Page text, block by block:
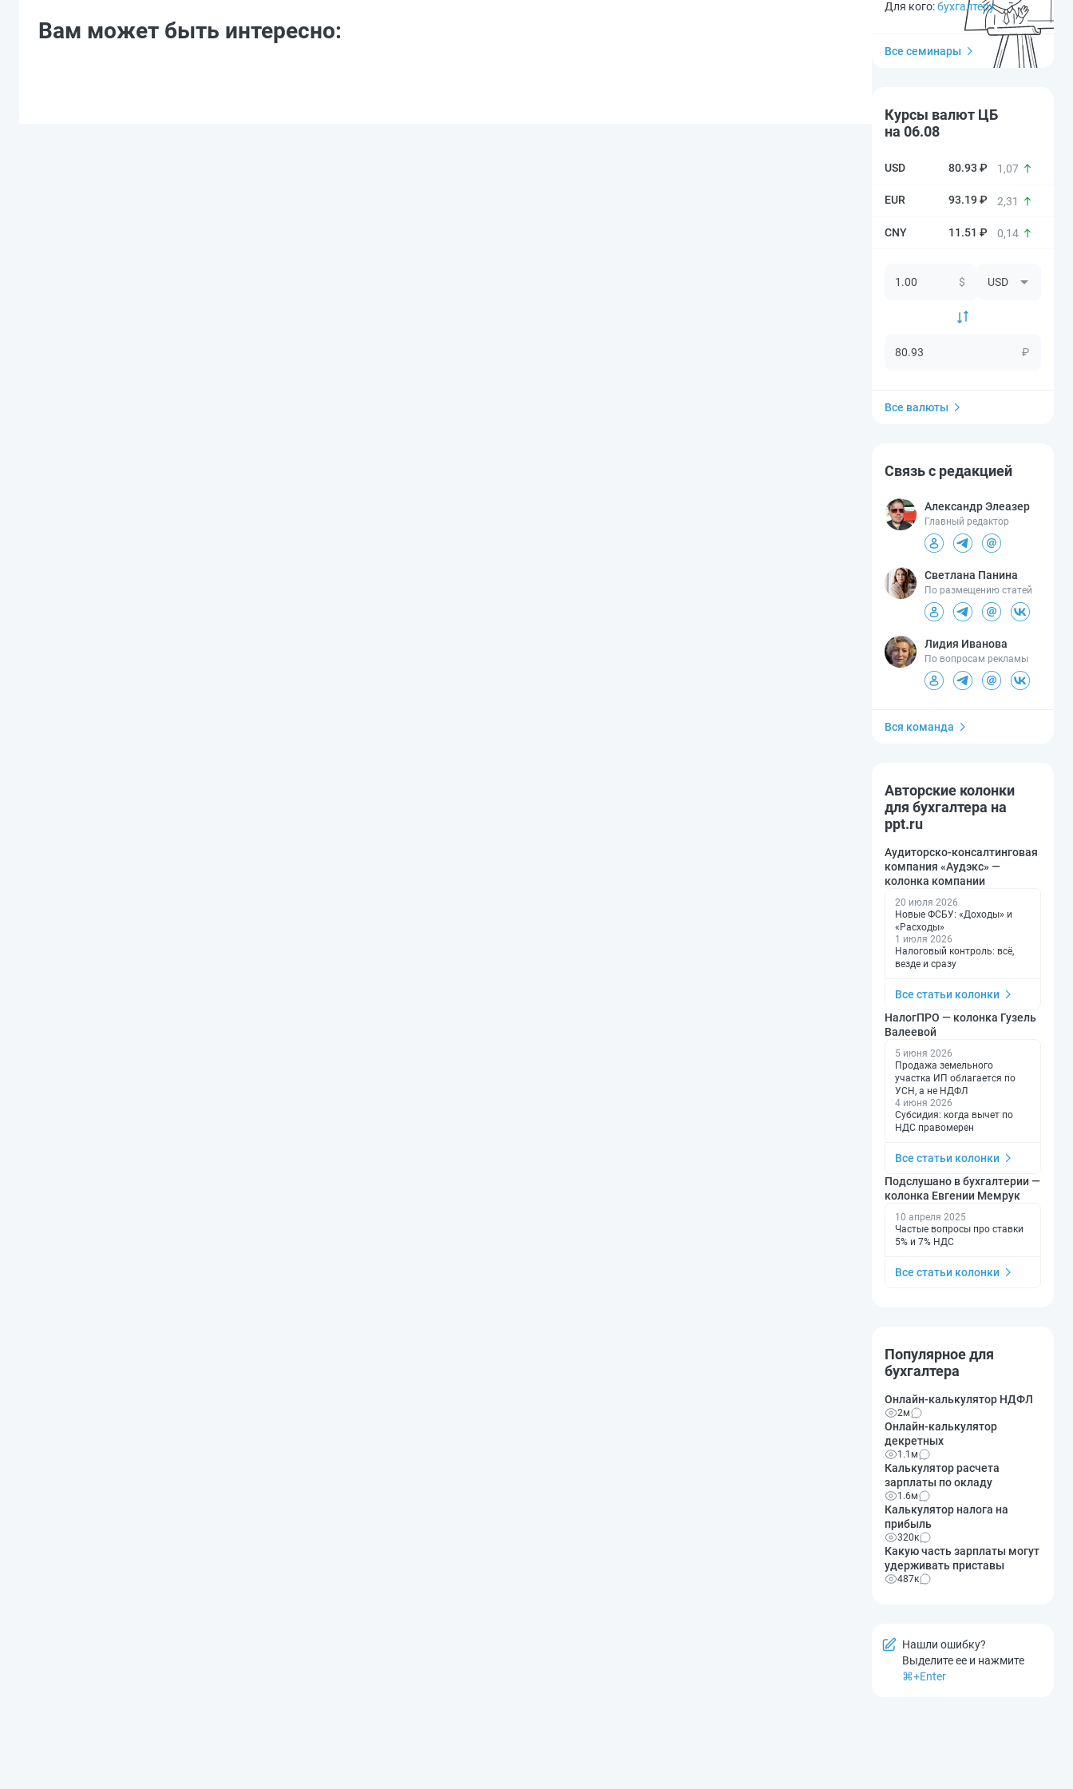
Вам может быть интересно:
Для кого:бухгалтеру
Все семинары
Курсы валют ЦБ
на 06.08
80.93 ₽ 1,07
93.19 ₽ 2,31
11.51 ₽ 0,14
$
₽
Все валюты
Связь с редакцией
Александр Элеазер
Главный редактор
Светлана Панина
По размещению статей
Лидия Иванова
По вопросам рекламы
Вся команда
Авторские колонки
для бухгалтера на
ppt.ru
Аудиторско-консалтинговая
компания «Аудэкс» —
колонка компании
20 июля 2026
Новые ФСБУ: «Доходы» и
«Расходы»
1 июля 2026
Налоговый контроль: всё,
везде и сразу
Все статьи колонки
НалогПРО — колонка Гузель
Валеевой
5 июня 2026
Продажа земельного
участка ИП облагается по
УСН, а не НДФЛ
4 июня 2026
Субсидия: когда вычет по
НДС правомерен
Все статьи колонки
Подслушано в бухгалтерии —
колонка Евгении Мемрук
10 апреля 2025
Частые вопросы про ставки
5% и 7% НДС
Все статьи колонки
Популярное для
бухгалтера
Онлайн-калькулятор НДФЛ
2м
Онлайн-калькулятор
декретных
1.1м
Калькулятор расчета
зарплаты по окладу
1.6м
Калькулятор налога на
прибыль
320к
Какую часть зарплаты могут
удерживать приставы
487к
Нашли ошибку?
Выделите ее и нажмите
⌘+Enter